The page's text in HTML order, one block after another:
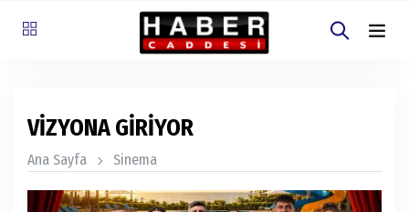
VİZYONA GİRİYOR
Ana Sayfa Sinema